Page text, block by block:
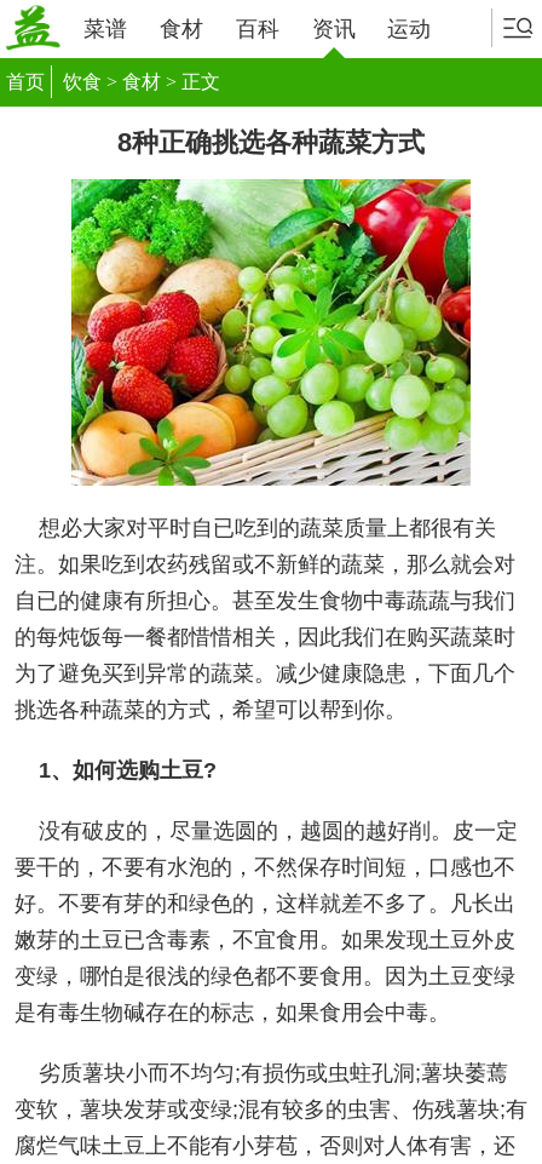
菜谱 食材 百科 资讯 运动
首页 饮食 > 食材 > 正文
8种正确挑选各种蔬菜方式
想必大家对平时自已吃到的蔬菜质量上都很有关
注。如果吃到农药残留或不新鲜的蔬菜，那么就会对
自已的健康有所担心。甚至发生食物中毒蔬蔬与我们
的每炖饭每一餐都惜惜相关，因此我们在购买蔬菜时
为了避免买到异常的蔬菜。减少健康隐患，下面几个
挑选各种蔬菜的方式，希望可以帮到你。
1、如何选购土豆?
没有破皮的，尽量选圆的，越圆的越好削。皮一定
要干的，不要有水泡的，不然保存时间短，口感也不
好。不要有芽的和绿色的，这样就差不多了。凡长出
嫩芽的土豆已含毒素，不宜食用。如果发现土豆外皮
变绿，哪怕是很浅的绿色都不要食用。因为土豆变绿
是有毒生物碱存在的标志，如果食用会中毒。
劣质薯块小而不均匀;有损伤或虫蛀孔洞;薯块萎蔫
变软，薯块发芽或变绿;混有较多的虫害、伤残薯块;有
腐烂气味土豆上不能有小芽苞，否则对人体有害，还